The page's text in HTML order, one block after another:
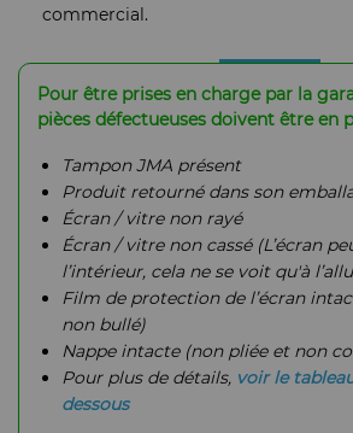
commercial.
Pour être prises en charge par la
pièces défectueuses doivent être en
Tampon JMA présent
Produit retourné dans son
Écran / vitre non rayé
Écran / vitre non cassé (L’écran
l’intérieur, cela ne se voit qu'à
Film de protection de l’écran
non bullé)
Nappe intacte (non pliée et non
Pour plus de détails, voir le
dessous